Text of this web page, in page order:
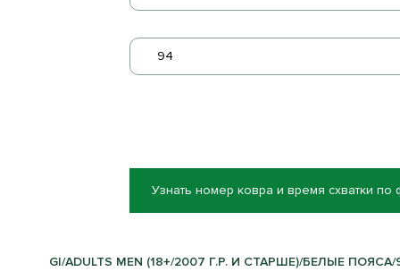
94
Узнать номер ковра и время схватки по
GI/ADULTS MEN (18+/2007 Г.Р. И СТАРШЕ)/БЕЛЫЕ